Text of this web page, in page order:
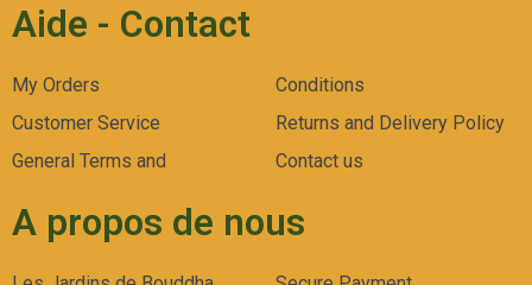
Aide - Contact
My Orders
Customer Service
General Terms and
Conditions
Returns and Delivery Policy
Contact us
A propos de nous